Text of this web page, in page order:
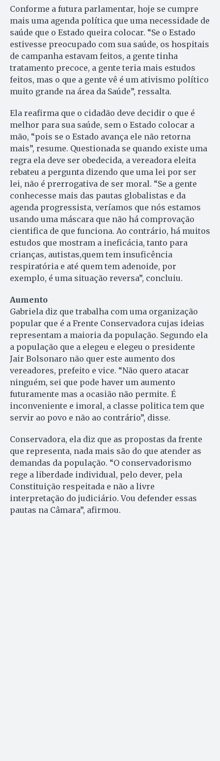
Conforme a futura parlamentar, hoje se cumpre
mais uma agenda política que uma necessidade de
saúde que o Estado queira colocar. “Se o Estado
estivesse preocupado com sua saúde, os hospitais
de campanha estavam feitos, a gente tinha
tratamento precoce, a gente teria mais estudos
feitos, mas o que a gente vê é um ativismo político
muito grande na área da Saúde”, ressalta.
Ela reafirma que o cidadão deve decidir o que é
melhor para sua saúde, sem o Estado colocar a
mão, “pois se o Estado avança ele não retorna
mais”, resume. Questionada se quando existe uma
regra ela deve ser obedecida, a vereadora eleita
rebateu a pergunta dizendo que uma lei por ser
lei, não é prerrogativa de ser moral. “Se a gente
conhecesse mais das pautas globalistas e da
agenda progressista, veríamos que nós estamos
usando uma máscara que não há comprovação
cientifica de que funciona. Ao contrário, há muitos
estudos que mostram a ineficácia, tanto para
crianças, autistas,quem tem insuficência
respiratória e até quem tem adenoide, por
exemplo, é uma situação reversa”, concluiu.
Aumento
Gabriela diz que trabalha com uma organização
popular que é a Frente Conservadora cujas ideias
representam a maioria da população. Segundo ela
a população que a elegeu e elegeu o presidente
Jair Bolsonaro não quer este aumento dos
vereadores, prefeito e vice. “Não quero atacar
ninguém, sei que pode haver um aumento
futuramente mas a ocasião não permite. É
inconveniente e imoral, a classe politica tem que
servir ao povo e não ao contrário”, disse.
Conservadora, ela diz que as propostas da frente
que representa, nada mais são do que atender as
demandas da população. “O conservadorismo
rege a liberdade individual, pelo dever, pela
Constituição respeitada e não a livre
interpretação do judiciário. Vou defender essas
pautas na Câmara”, afirmou.